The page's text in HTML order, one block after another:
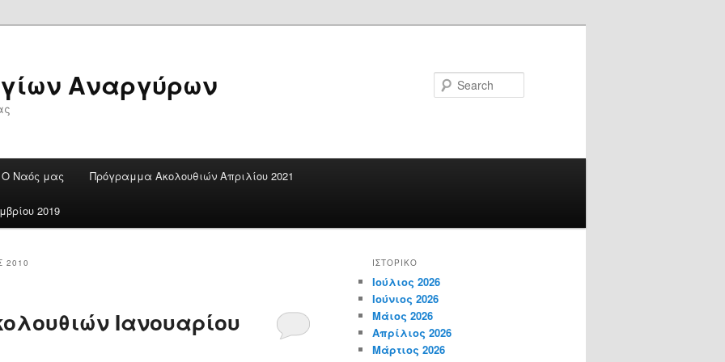
Αναργύρων
Ο Ναός μας Πρόγραμμα Ακολουθιών Απριλίου 2021
2019
2010
Ιανουαρίου
ΙΣΤΟΡΙΚΌ
Ιούλιος 2026
Ιούνιος 2026
Μάιος 2026
Απρίλιος 2026
Μάρτιος 2026